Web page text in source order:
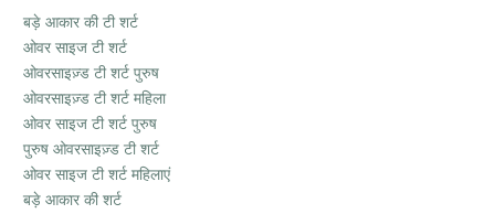
बड़े आकार की टी शर्ट
ओवर साइज टी शर्ट
ओवरसाइज़्ड टी शर्ट पुरुष
ओवरसाइज़्ड टी शर्ट महिला
ओवर साइज टी शर्ट पुरुष
पुरुष ओवरसाइज़्ड टी शर्ट
ओवर साइज टी शर्ट महिलाएं
बड़े आकार की शर्ट